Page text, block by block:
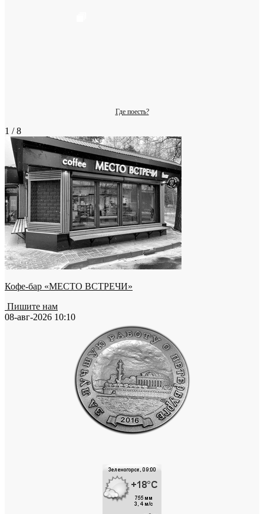
Где поесть?
1 / 8
Кофе-бар «МЕСТО ВСТРЕЧИ»
Пишите нам
08-авг-2026 10:10